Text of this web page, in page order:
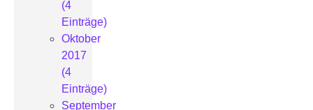
(4
Einträge)
Oktober
2017
(4
Einträge)
September